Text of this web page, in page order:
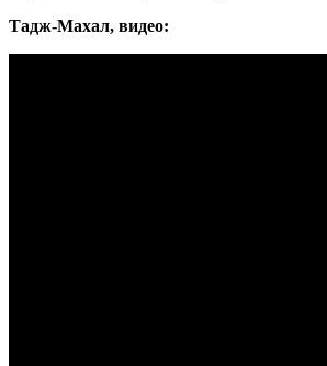
Тадж-Махал, видео: